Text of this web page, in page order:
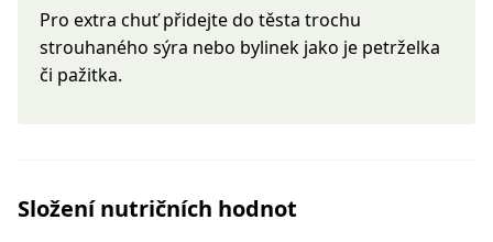
Pro extra chuť přidejte do těsta trochu
strouhaného sýra nebo bylinek jako je petrželka
či pažitka.
Složení nutričních hodnot